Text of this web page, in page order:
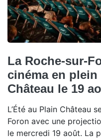
La Roche-sur-
cinéma en
Château le 19
L’Été au Plain Château
Foron avec une
le mercredi 19 août. La